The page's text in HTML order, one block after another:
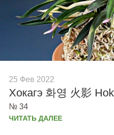
25 Фев 2022
Хокагэ 화영 火影
№ 34
ЧИТАТЬ ДАЛЕЕ